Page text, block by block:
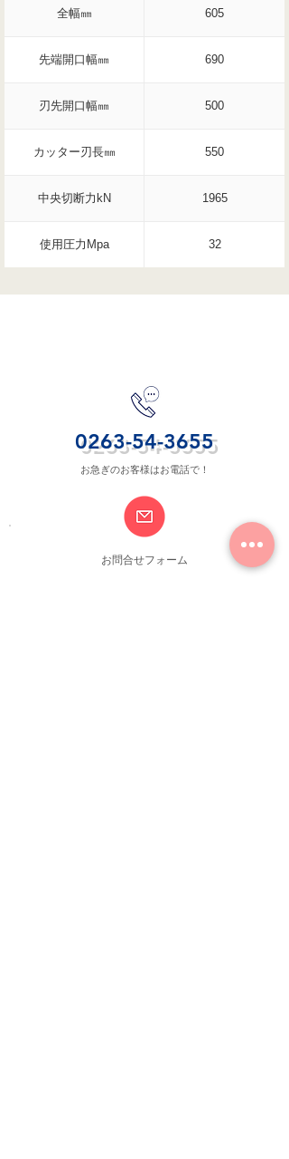
全幅㎜ 605
先端開口幅㎜ 690
刃先開口幅㎜ 500
カッター刃長㎜ 550
中央切断力kN 1965
使用圧力Mpa 32
​お問合せフォーム
0263-54-3655
お急ぎのお客様はお電話で！